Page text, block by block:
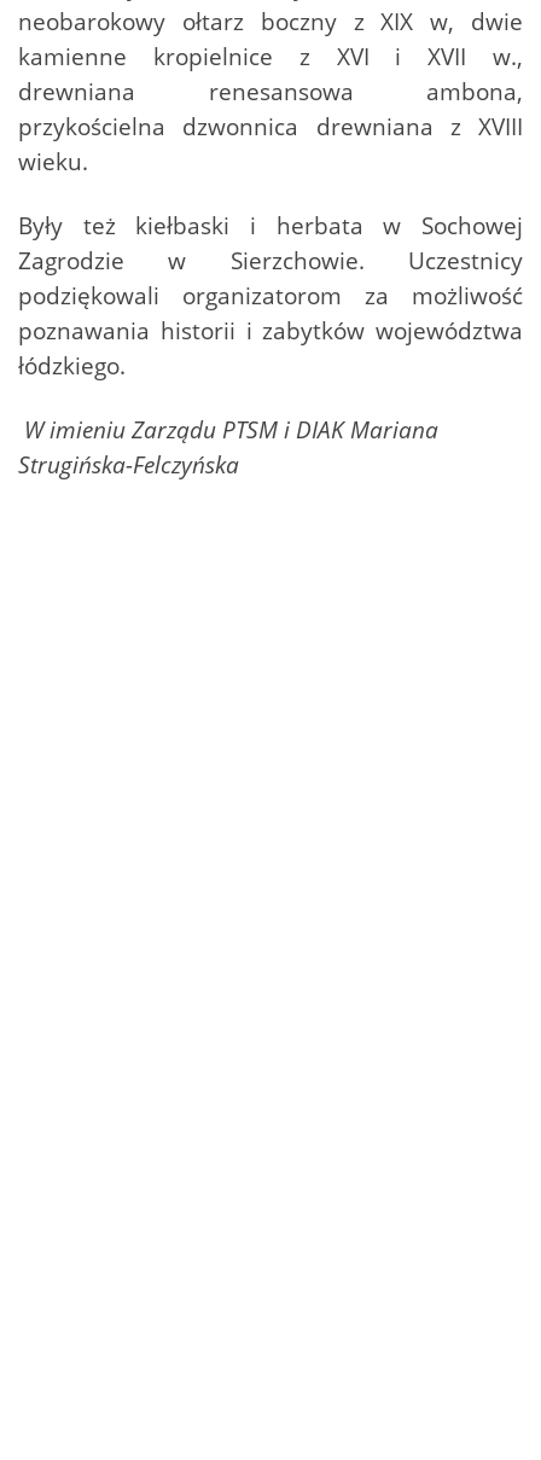
neobarokowy ołtarz boczny z XIX w, dwie
kamienne kropielnice z XVI i XVII w.,
drewniana renesansowa ambona,
przykościelna dzwonnica drewniana z XVIII
wieku.
Były też kiełbaski i herbata w Sochowej
Zagrodzie w Sierzchowie. Uczestnicy
podziękowali organizatorom za możliwość
poznawania historii i zabytków województwa
łódzkiego.
W imieniu Zarządu PTSM i DIAK Mariana
Strugińska-Felczyńska